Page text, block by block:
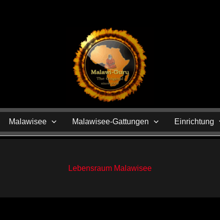
Malawisee Malawisee-Gattungen Einrichtung
Lebensraum Malawisee